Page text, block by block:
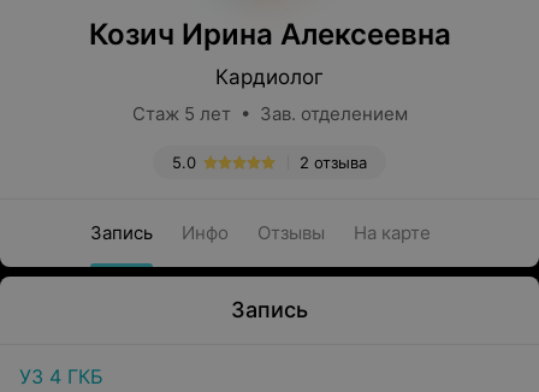
Козич Ирина Алексеевна
Кардиолог
Стаж 5 лет • Зав. отделением
2 отзыва
5.0
Запись Инфо Отзывы На карте
Запись
УЗ 4 ГКБ